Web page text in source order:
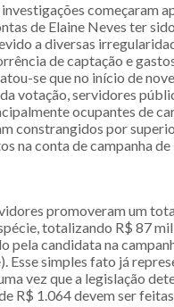
investigações começaram
de Elaine Neves ter sido
a diversas
de captação e
se que no início de
votação, servidores
ocupantes de
constrangidos por
na conta de campanha de
promoveram um
totalizando R$ 87
pela candidata na
Esse simples fato já
vez que a legislação
R$ 1.064 devem ser